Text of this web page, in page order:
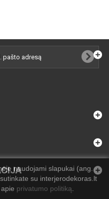
naudojami slapukai (ang.
su interjerodekoras.lt
privatumo politiką